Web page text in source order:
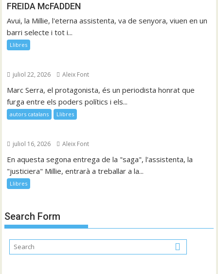
FREIDA McFADDEN
Avui, la Millie, l'eterna assistenta, va de senyora, viuen en un
barri selecte i tot i...
Llibres
juliol 22, 2026 Aleix Font
Marc Serra, el protagonista, és un periodista honrat que
furga entre els poders polítics i els...
autors catalans Llibres
juliol 16, 2026 Aleix Font
En aquesta segona entrega de la "saga", l'assistenta, la
"justiciera" Millie, entrarà a treballar a la...
Llibres
Search Form